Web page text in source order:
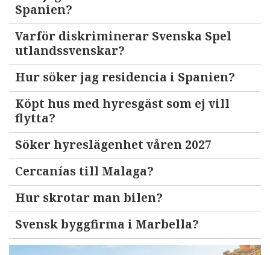
Spanien?
Varför diskriminerar Svenska Spel
utlandssvenskar?
Hur söker jag residencia i Spanien?
Köpt hus med hyresgäst som ej vill
flytta?
Söker hyreslägenhet våren 2027
Cercanías till Malaga?
Hur skrotar man bilen?
Svensk byggfirma i Marbella?